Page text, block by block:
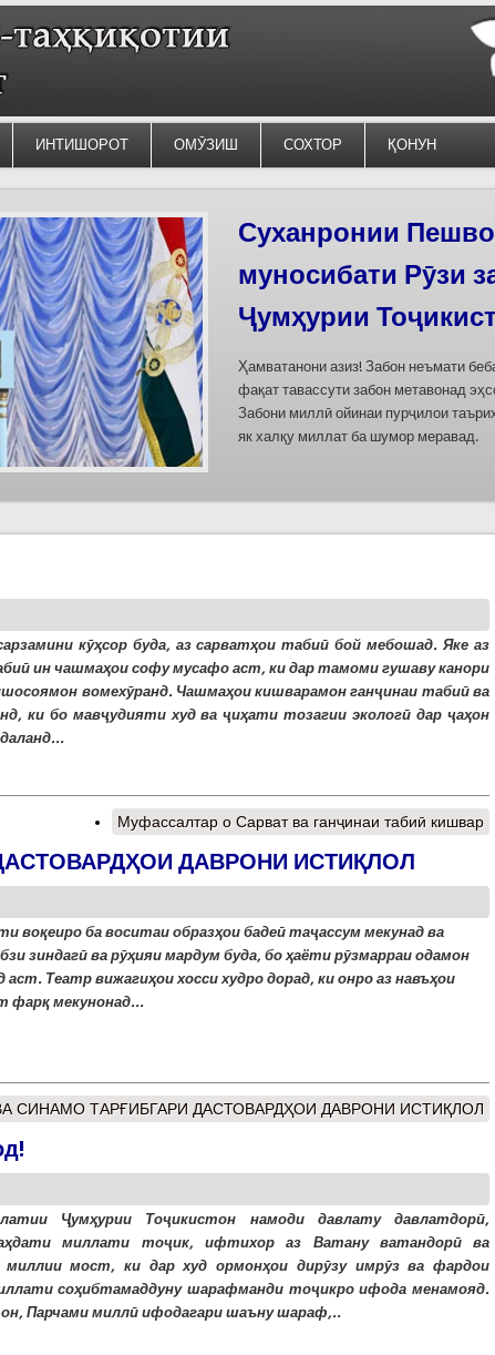
ИНТИШОРОТ ОМӮЗИШ СОХТОР ҚОНУН
Суханронии
муносибати Рӯзи
Ҷумҳурии
Ҳамватанони азиз! Забон неъмати
фақат тавассути забон метавонад
Забони миллӣ ойинаи пурҷилои
як халқу миллат ба шумор меравад.
кӯҳсор буда, аз сарватҳои табиӣ бой мебошад. Яке аз
ин чашмаҳои софу мусафо аст, ки дар тамоми гушаву канори
вомехӯранд. Чашмаҳои кишварамон ганҷинаи табиӣ ва
ки бо мавҷудияти худ ва ҷиҳати тозагии экологӣ дар ҷаҳон
Муфассалтар о Сарват ва ганҷинаи табиӣ кишвар
ДАВРОНИ ИСТИҚЛОЛ
воқеиро ба воситаи образҳои бадеӣ таҷассум мекунад ва
зиндагӣ ва рӯҳияи мардум буда, бо ҳаёти рӯзмарраи одамон
аст. Театр вижагиҳои хосси худро дорад, ки онро аз навъҳои
фарқ мекунонад...
СИНАМО ТАРҒИБГАРИ ДАСТОВАРДҲОИ ДАВРОНИ ИСТИҚЛОЛ
Ҷумҳурии Тоҷикистон намоди давлату давлатдорӣ,
миллати тоҷик, ифтихор аз Ватану ватандорӣ ва
миллии мост, ки дар худ ормонҳои дирӯзу имрӯз ва фардои
соҳибтамаддуну шарафманди тоҷикро ифода менамояд.
он, Парчами миллӣ ифодагари шаъну шараф,..